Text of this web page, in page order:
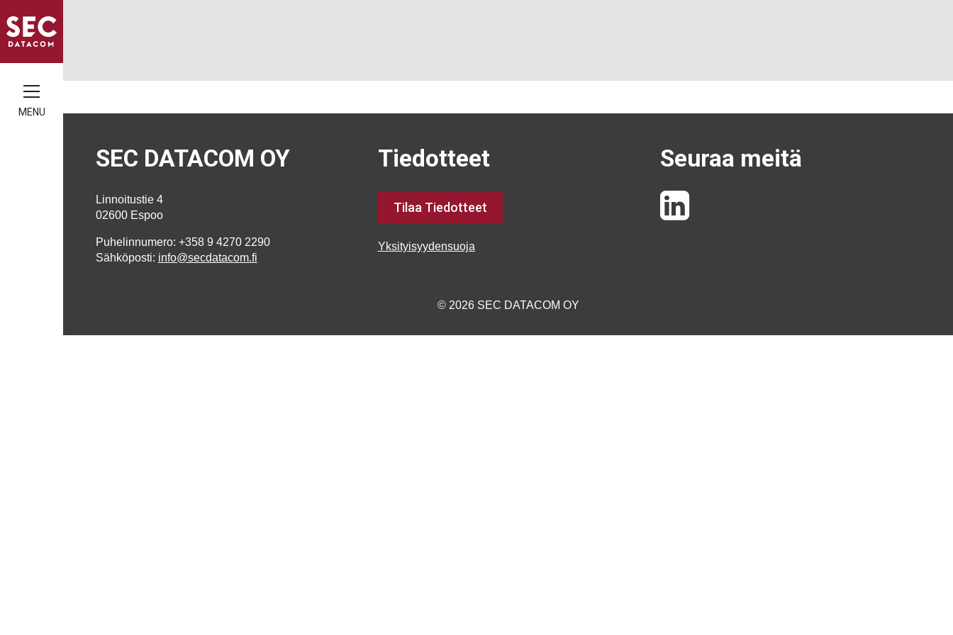
MENU
SEC DATACOM OY
Linnoitustie 4
02600 Espoo
Puhelinnumero: +358 9 4270 2290
Sähköposti: info@secdatacom.fi
Tiedotteet
Tilaa Tiedotteet
Yksityisyydensuoja
Seuraa meitä
© 2026 SEC DATACOM OY